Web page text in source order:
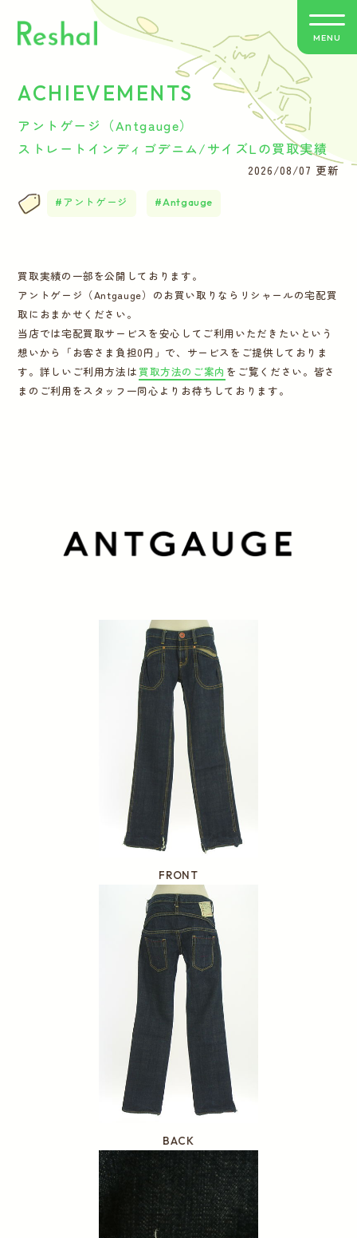
リシャールの特徴
買取方法のご案内
お客さまの声
バイヤー紹介
運営会社
MENU
ACHIEVEMENTS
アントゲージ（Antgauge）
ストレートインディゴデニム/サイズLの買取実績
2026/08/07 更新
アントゲージ Antgauge
買取実績の一部を公開しております。
アントゲージ（Antgauge）のお買い取りならリシャールの宅配買
取におまかせください。
当店では宅配買取サービスを安心してご利用いただきたいという
想いから「お客さま負担0円」で、サービスをご提供しておりま
す。詳しいご利用方法は 買取方法のご案内 をご覧ください。皆さ
まのご利用をスタッフ一同心よりお待ちしております。
FRONT
BACK